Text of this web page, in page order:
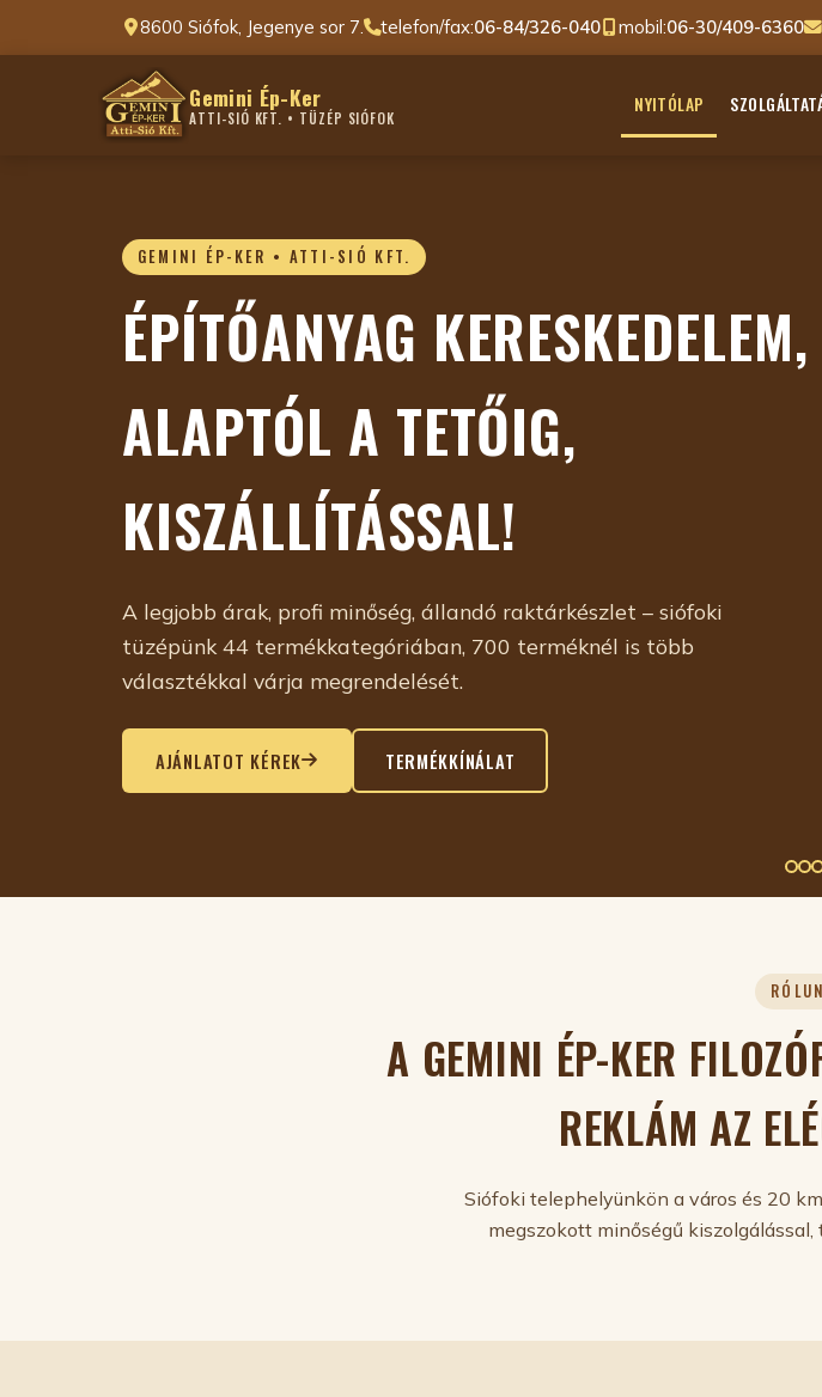
8600 Siófok, Jegenye sor 7. telefon/fax:06-84/326-040 mobil:06-30/409-6360
Gemini Ép-Ker
ATTI-SIÓ KFT. • TÜZÉP SIÓFOK
NYITÓLAP
GEMINI ÉP-KER • ATTI-SIÓ KFT.
ÉPÍTŐANYAG KERESKEDELEM,
ALAPTÓL A TETŐIG,
KISZÁLLÍTÁSSAL!
A legjobb árak, profi minőség, állandó raktárkészlet – siófoki
tüzépünk 44 termékkategóriában, 700 terméknél is több
választékkal várja megrendelését.
AJÁNLATOT KÉREK TERMÉKKÍNÁLAT
A GEMINI ÉP-KER
REKLÁM AZ
Siófoki telephelyünkön a város és 20
megszokott minőségű